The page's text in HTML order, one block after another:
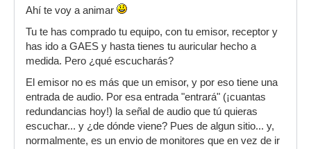
Ahí te voy a animar
Tu te has comprado tu equipo, con tu emisor, receptor y
has ido a GAES y hasta tienes tu auricular hecho a
medida. Pero ¿qué escucharás?
El emisor no es más que un emisor, y por eso tiene una
entrada de audio. Por esa entrada "entrará" (¡cuantas
redundancias hoy!) la señal de audio que tú quieras
escuchar... y ¿de dónde viene? Pues de algun sitio... y,
normalmente, es un envio de monitores que en vez de ir